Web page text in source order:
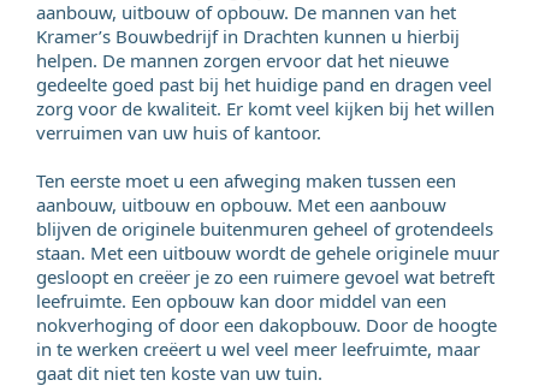
aanbouw, uitbouw of opbouw. De mannen van het
Kramer’s Bouwbedrijf in Drachten kunnen u hierbij
helpen. De mannen zorgen ervoor dat het nieuwe
gedeelte goed past bij het huidige pand en dragen veel
zorg voor de kwaliteit. Er komt veel kijken bij het willen
verruimen van uw huis of kantoor.
Ten eerste moet u een afweging maken tussen een
aanbouw, uitbouw en opbouw. Met een aanbouw
blijven de originele buitenmuren geheel of grotendeels
staan. Met een uitbouw wordt de gehele originele muur
gesloopt en creëer je zo een ruimere gevoel wat betreft
leefruimte. Een opbouw kan door middel van een
nokverhoging of door een dakopbouw. Door de hoogte
in te werken creëert u wel veel meer leefruimte, maar
gaat dit niet ten koste van uw tuin.